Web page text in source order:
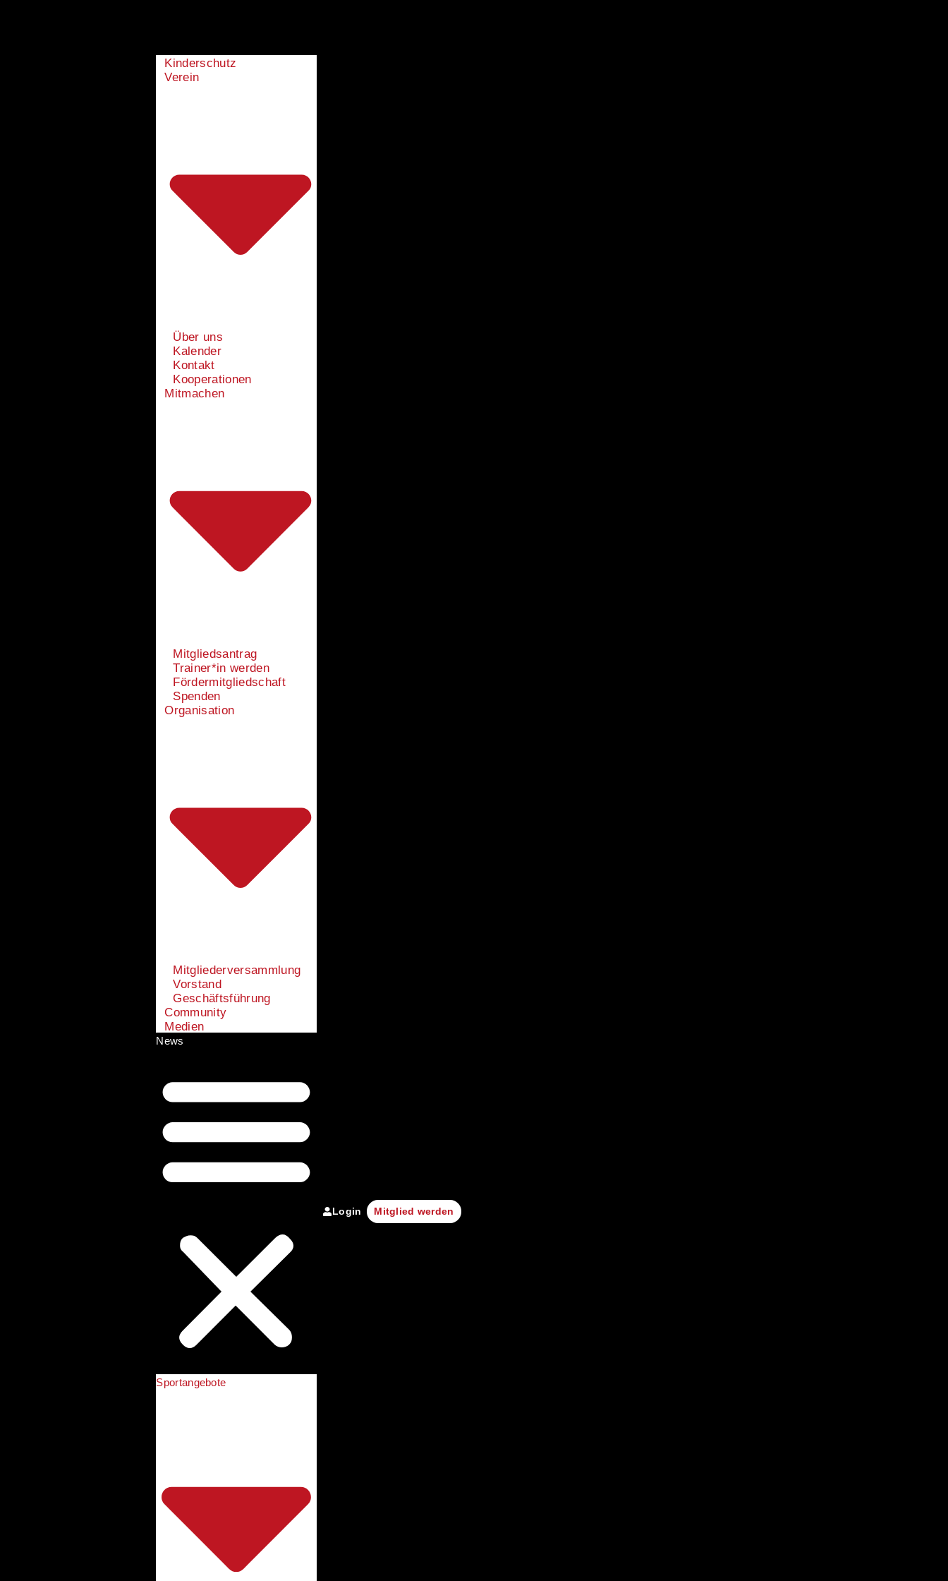
Kinderschutz
Verein
Über uns
Kalender
Kontakt
Kooperationen
Mitmachen
Mitgliedsantrag
Trainer*in werden
Fördermitgliedschaft
Spenden
Organisation
Mitgliederversammlung
Vorstand
Geschäftsführung
Community
Medien
News
Sportangebote
Login Mitglied werden